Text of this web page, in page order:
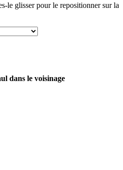
le glisser pour le repositionner sur la
dans le voisinage